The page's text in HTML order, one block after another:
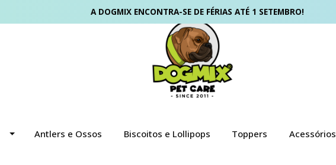
A DOGMIX ENCONTRA-SE DE FÉRIAS ATÉ 1 SETEMBRO!
Antlers e Ossos Biscoitos e Lollipops Toppers Acessórios